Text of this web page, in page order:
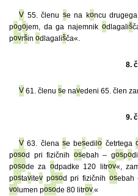
V 55. členu se na koncu drugega
pogojem, da ga najemnik odlagališ
površin odlagališča«.
8.
V 61. členu se navedeni 65. člen
9.
V 63. člena se besedilo četrtega
posod pri fizičnih osebah – gospo
posode za odpadke 120 litrov«,
postavitev posod pri fizičnih osebah
volumen posode 80 litrov.«